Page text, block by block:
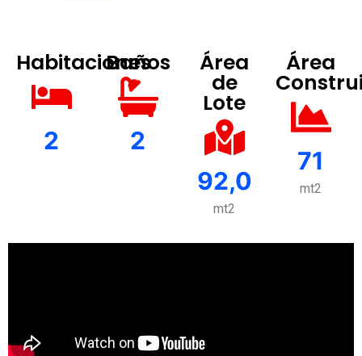
Habitaciones
2
Baños
2
Área
de
Lote
92,0
mt2
Área
71
mt2